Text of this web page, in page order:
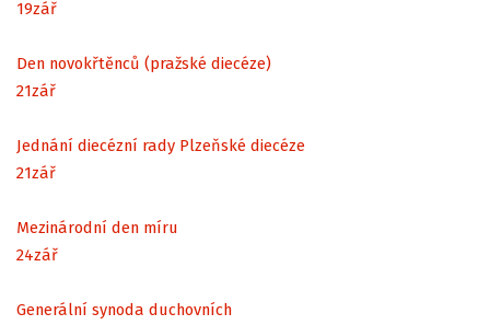
19zář
Den novokřtěnců (pražské diecéze)
21zář
Jednání diecézní rady Plzeňské diecéze
21zář
Mezinárodní den míru
24zář
Generální synoda duchovních